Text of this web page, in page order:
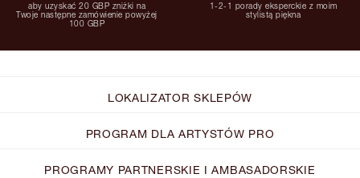
aby uzyskać 20 GBP zniżki na
Twoje następne zamówienie powyżej
100 GBP
1-2-1 porady eksperckie z moim
stylistą piękna
LOKALIZATOR SKLEPÓW
PROGRAM DLA ARTYSTÓW PRO
PROGRAMY PARTNERSKIE I AMBASADORSKIE